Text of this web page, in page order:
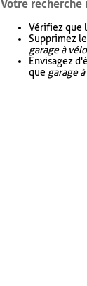
Votre recherche
Vérifiez que
Supprimez
garage à vélo
Envisagez
que garage